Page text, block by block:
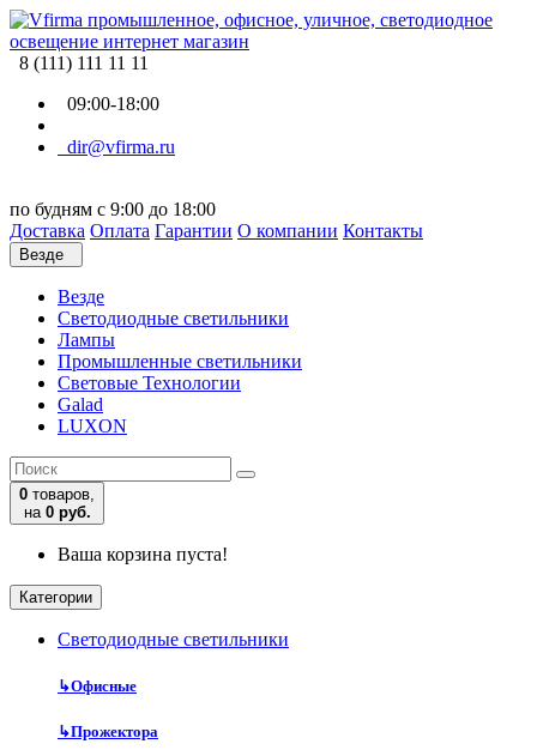
8 (111) 111 11 11
09:00-18:00
dir@vfirma.ru
по будням с 9:00 до 18:00
Доставка Оплата Гарантии О компании Контакты
Везде
Везде
Cветодиодные светильники
Лампы
Промышленные светильники
Световые Технологии
Galad
LUXON
0 товаров,
на 0 руб.
Ваша корзина пуста!
Категории
Cветодиодные светильники
↳Офисные
↳Прожектора